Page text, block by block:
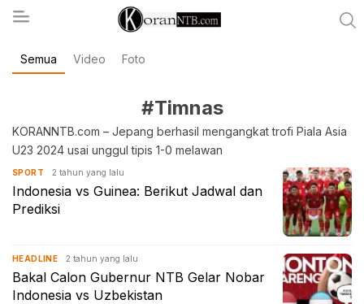
koranntb.com
Semua Video Foto
#Timnas
KORANNTB.com – Jepang berhasil mengangkat trofi Piala Asia
U23 2024 usai unggul tipis 1-0 melawan
SPORT 2 tahun yang lalu
Indonesia vs Guinea: Berikut Jadwal dan
Prediksi
HEADLINE 2 tahun yang lalu
Bakal Calon Gubernur NTB Gelar Nobar
Indonesia vs Uzbekistan